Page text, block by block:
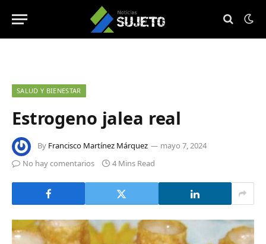
SALUD Y BIENESTAR
Estrogeno jalea real
By Francisco Martínez Márquez
mayo 7, 2024
No hay comentarios
4 Mins Read